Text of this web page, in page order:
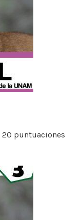
20 puntuaciones